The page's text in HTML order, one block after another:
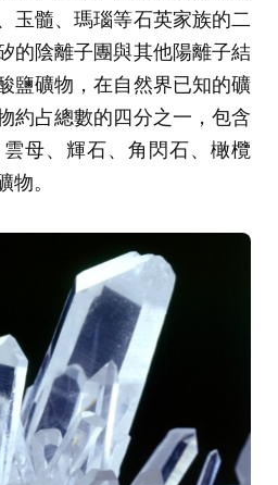
玉髓、瑪瑙等石英家族的二
的陰離子團與其他陽離子結
鹽礦物，在自然界已知的礦
約占總數的四分之一，包含
母、輝石、角閃石、橄欖
。